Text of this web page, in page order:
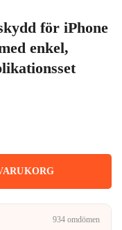
för iPhone
enkel,
934 omdömen